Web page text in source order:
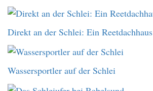
Direkt an der Schlei: Ein Reetdachhaus
Wassersportler auf der Schlei